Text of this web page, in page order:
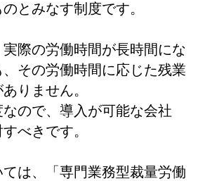
とみなす制度です。
際の労働時間が長時間にな
その労働時間に応じた残業
りません。
ので、導入が可能な会社
べきです。
は、「専門業務型裁量労働